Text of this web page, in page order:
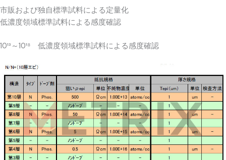
市販および独自標準試料による定量化
低濃度領域標準試料による感度確認
10¹³～10¹⁸ 低濃度領域標準試料による感度確認